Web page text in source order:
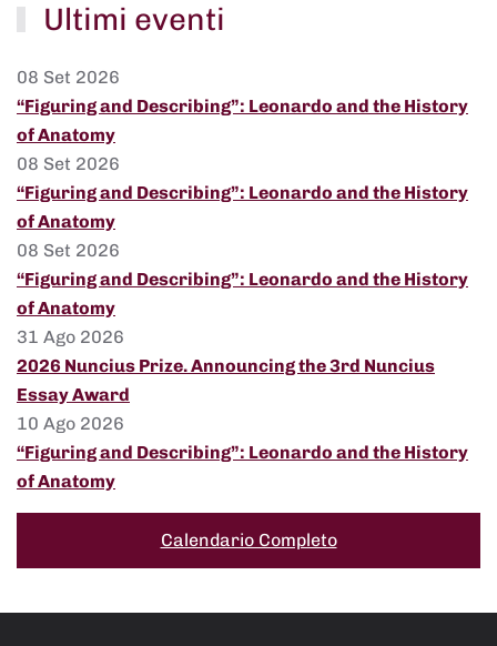
Ultimi eventi
08 Set 2026
“Figuring and Describing”: Leonardo and the History
of Anatomy
08 Set 2026
“Figuring and Describing”: Leonardo and the History
of Anatomy
08 Set 2026
“Figuring and Describing”: Leonardo and the History
of Anatomy
31 Ago 2026
2026 Nuncius Prize. Announcing the 3rd Nuncius
Essay Award
10 Ago 2026
“Figuring and Describing”: Leonardo and the History
of Anatomy
Calendario Completo